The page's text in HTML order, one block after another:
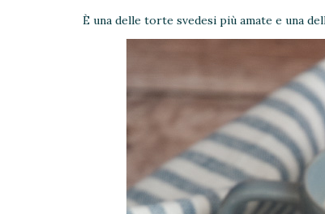
È una delle torte svedesi più amate e una